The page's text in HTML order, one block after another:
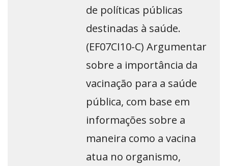
de políticas públicas
destinadas à saúde.
(EF07CI10-C) Argumentar
sobre a importância da
vacinação para a saúde
pública, com base em
informações sobre a
maneira como a vacina
atua no organismo,